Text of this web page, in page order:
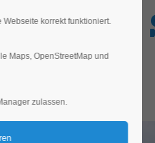
2,0
korrekt funktioniert.
Maps, OpenStreetMap und
zulassen.